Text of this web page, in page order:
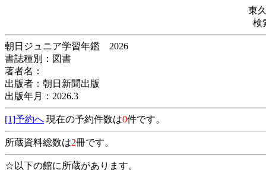
東
検
朝日ジュニア学習年鑑 2026
書誌種別：図書
著者名：
出版者：朝日新聞出版
出版年月：2026.3
[1]予約へ 現在の予約件数は0件です。
所蔵資料総数は2冊です。
☆以下の館に所蔵があります。